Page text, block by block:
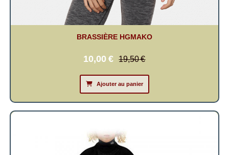
BRASSIÈRE HGMAKO
10,00 € 19,50€
Ajouter au panier